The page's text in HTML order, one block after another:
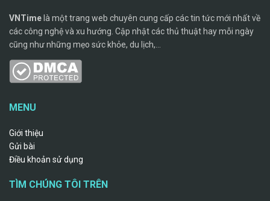
VNTime là một trang web chuyên cung cấp các tin tức mới nhất về
các công nghệ và xu hướng. Cập nhật các thủ thuật hay mỗi ngày
cũng như những mẹo sức khỏe, du lịch,...
MENU
Giới thiệu
Gửi bài
Điều khoản sử dụng
TÌM CHÚNG TÔI TRÊN